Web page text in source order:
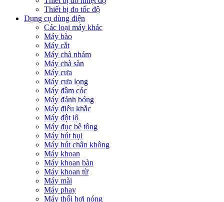
Thiết bị đo tốc độ
Dụng cụ dùng điện
Các loại máy khác
Máy bào
Máy cắt
Máy chà nhám
Máy chà sàn
Máy cưa
Máy cưa lọng
Máy đầm cóc
Máy đánh bóng
Máy điêu khắc
Máy đột lỗ
Máy đục bê tông
Máy hút bụi
Máy hút chân không
Máy khoan
Máy khoan bàn
Máy khoan từ
Máy mài
Máy phay
Máy thổi hơi nóng